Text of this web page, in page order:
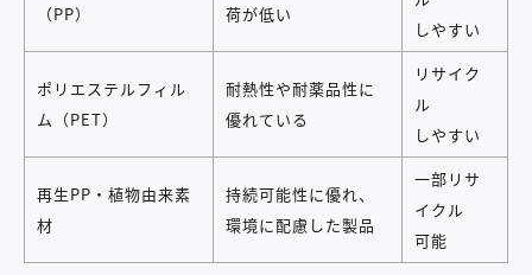
（PP）
荷が低い
しやすい
ポリエステルフィル
ム（PET）
耐熱性や耐薬品性に
優れている
リサイク
ル
しやすい
再生PP・植物由来素
材
持続可能性に優れ、
環境に配慮した製品
一部リサ
イクル
可能